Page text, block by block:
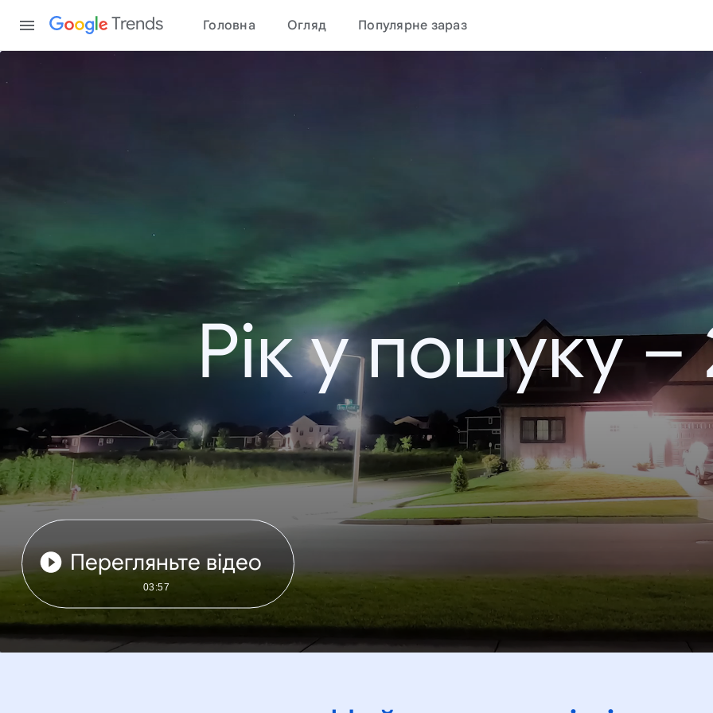
Trends Головна Огляд Популярне зараз
Рік у пошуку
Перегляньте відео
03:57